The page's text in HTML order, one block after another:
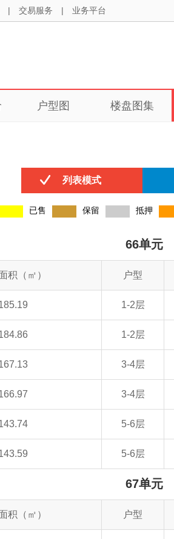
| 交易服务 | 业务平台
户型图 楼盘图集
列表模式
已售 保留 抵押
66单元
积（㎡） 户型
1-2层
1-2层
3-4层
3-4层
5-6层
5-6层
67单元
积（㎡） 户型